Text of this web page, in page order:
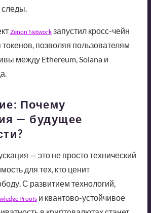
следы.
Zenon Networkзапустил кросс-чейн
позволяя пользователям
между Ethereum, Solana и
Почему
— будущее
— это не просто технический
для тех, кто ценит
С развитием технологий,
Proofsи квантово-устойчивое